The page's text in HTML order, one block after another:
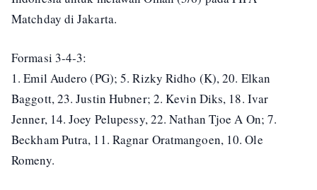
Matchday di Jakarta.
Formasi 3-4-3:
1. Emil Audero (PG); 5. Rizky Ridho (K), 20. Elkan
Baggott, 23. Justin Hubner; 2. Kevin Diks, 18. Ivar
Jenner, 14. Joey Pelupessy, 22. Nathan Tjoe A On; 7.
Beckham Putra, 11. Ragnar Oratmangoen, 10. Ole
Romeny.